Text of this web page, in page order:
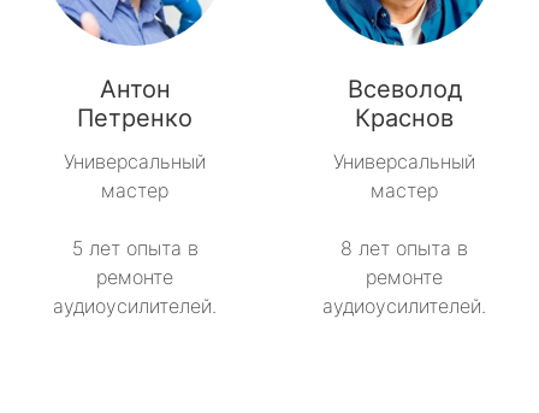
Антон
Петренко
Универсальный
мастер
5 лет опыта в
ремонте
аудиоусилителей.
Всеволод
Краснов
Универсальный
мастер
8 лет опыта в
ремонте
аудиоусилителей.